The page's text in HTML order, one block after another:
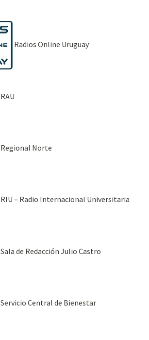
Radios Online Uruguay
RAU
Regional Norte
RIU – Radio Internacional Universitaria
Sala de Redacción Julio Castro
Servicio Central de Bienestar